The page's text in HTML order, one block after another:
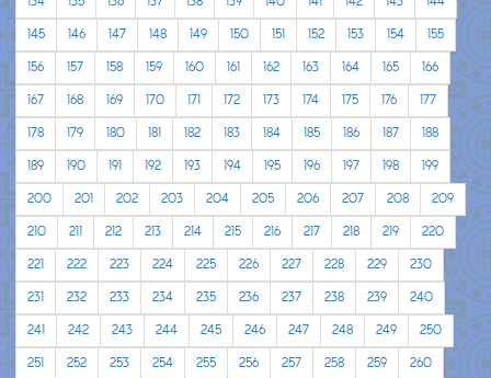
145
146 147 148 149 150 151 152 153 154
155
156
157 158 159 160 161 162 163 164 165
166
167
168 169 170 171 172 173 174 175 176
177
178
179 180 181 182 183 184 185 186 187
188
189
190 191 192 193 194 195 196 197 198
199
200
201 202 203 204 205 206 207 208
209
210
211 212 213 214 215 216 217 218 219
220
221
222 223 224 225 226 227 228 229
230
231
232 233 234 235 236 237 238 239
240
241
242 243 244 245 246 247 248 249
250
251
252 253 254 255 256 257 258 259
260